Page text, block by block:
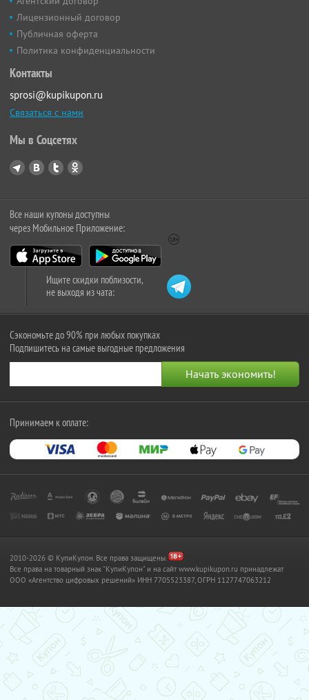
Лицензионный договор
Публичная оферта
Политика конфиденциальности
Контакты
sprosi@kupikupon.ru
Связаться с нами
Мы в Соцсетях
Все наши купоны доступны
через Мобильное Приложение:
Ищите скидки поблизости,
не выходя из чата:
Сэкономьте до 90% при любых покупках
Подпишитесь на самые выгодные предложения
Принимаем к оплате:
2010-2026 © КупиКупон. Все права защищены.
Все права на товарный знак "КупиКупон" и на сайт www.kupikupon.ru принадлежат
OOO «Агентство цифровых решений» ИНН 7705523387, ОГРН 1127747063212